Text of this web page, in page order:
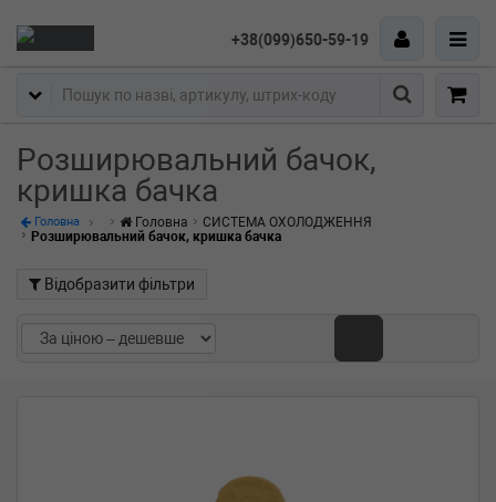
+38(099)650-59-19
Пошук
Розширювальний бачок,
кришка бачка
Головна Головна
СИСТЕМА ОХОЛОДЖЕННЯ
Розширювальний бачок, кришка бачка
Відобразити фільтри